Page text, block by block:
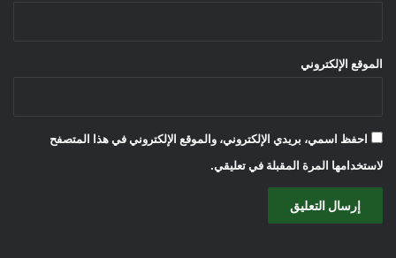
الموقع الإلكتروني
احفظ اسمي، بريدي الإلكتروني، والموقع الإلكتروني في هذا المتصفح
لاستخدامها المرة المقبلة في تعليقي.